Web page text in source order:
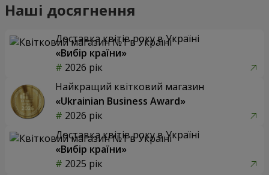
Наші досягнення
Доставка квітів року в Україні
«Вибір країни»
2026 рік
Найкращий квітковий магазин
«Ukrainian Business Award»
2026 рік
Доставка квітів року в Україні
«Вибір країни»
2025 рік